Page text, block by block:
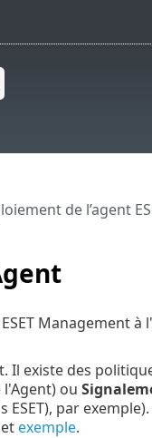
de l’agent
Management à
Il existe des
ou
par
exemple.